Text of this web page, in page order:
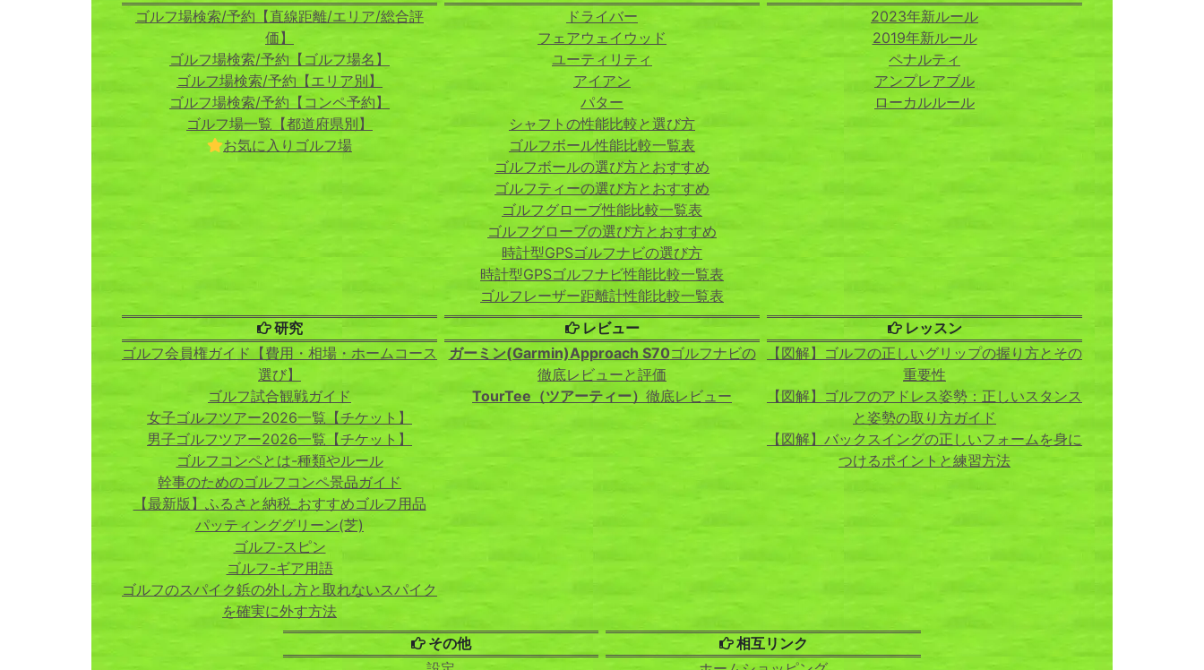
ゴルフ場検索/予約【直線距離/エリア/総合評
価】
ゴルフ場検索/予約【ゴルフ場名】
ゴルフ場検索/予約【エリア別】
ゴルフ場検索/予約【コンペ予約】
ゴルフ場一覧【都道府県別】
お気に入りゴルフ場
ドライバー
フェアウェイウッド
ユーティリティ
アイアン
パター
シャフトの性能比較と選び方
ゴルフボール性能比較一覧表
ゴルフボールの選び方とおすすめ
ゴルフティーの選び方とおすすめ
ゴルフグローブ性能比較一覧表
ゴルフグローブの選び方とおすすめ
時計型GPSゴルフナビの選び方
時計型GPSゴルフナビ性能比較一覧表
ゴルフレーザー距離計性能比較一覧表
2023年新ルール
2019年新ルール
ペナルティ
アンプレアブル
ローカルルール
研究
ゴルフ会員権ガイド【費用・相場・ホームコース
選び】
ゴルフ試合観戦ガイド
女子ゴルフツアー2026一覧【チケット】
男子ゴルフツアー2026一覧【チケット】
ゴルフコンペとは-種類やルール
幹事のためのゴルフコンペ景品ガイド
【最新版】ふるさと納税_おすすめゴルフ用品
パッティンググリーン(芝)
ゴルフ-スピン
ゴルフ-ギア用語
ゴルフのスパイク鋲の外し方と取れないスパイク
を確実に外す方法
レビュー
ガーミン(Garmin)Approach S70ゴルフナビの
徹底レビューと評価
TourTee（ツアーティー） 徹底レビュー
レッスン
【図解】ゴルフの正しいグリップの握り方とその
重要性
【図解】ゴルフのアドレス姿勢：正しいスタンス
と姿勢の取り方ガイド
【図解】バックスイングの正しいフォームを身に
つけるポイントと練習方法
その他 相互リンク